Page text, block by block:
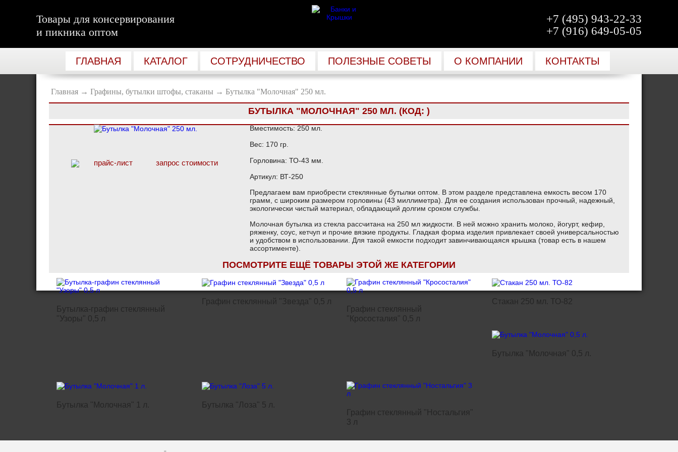
Товары для консервирования
и пикника оптом
+7 (495) 943-22-33
+7 (916) 649-05-05
ГЛАВНАЯ КАТАЛОГ СОТРУДНИЧЕСТВО ПОЛЕЗНЫЕ СОВЕТЫ О КОМПАНИИ КОНТАКТЫ
Главная → Графины, бутылки штофы, стаканы → Бутылка "Молочная" 250 мл.
БУТЫЛКА "МОЛОЧНАЯ" 250 МЛ. (КОД: )
прайс-лист запрос стоимости
Вместимость: 250 мл.
Вес: 170 гр.
Горловина: ТО-43 мм.
Артикул: ВТ-250
Предлагаем вам приобрести стеклянные бутылки оптом. В этом разделе представлена емкость весом 170
грамм, с широким размером горловины (43 миллиметра). Для ее создания использован прочный, надежный,
экологически чистый материал, обладающий долгим сроком службы.
Молочная бутылка из стекла рассчитана на 250 мл жидкости. В ней можно хранить молоко, йогурт, кефир,
ряженку, соус, кетчуп и прочие вязкие продукты. Гладкая форма изделия привлекает своей универсальностью
и удобством в использовании. Для такой емкости подходит завинчивающаяся крышка (товар есть в нашем
ассортименте).
ПОСМОТРИТЕ ЕЩЁ ТОВАРЫ ЭТОЙ ЖЕ КАТЕГОРИИ
Бутылка-графин стеклянный
"Узоры" 0,5 л
Графин стеклянный "Звезда" 0,5 л
Графин стеклянный
"Крососталия" 0,5 л
Стакан 250 мл. ТО-82
Бутылка "Молочная" 0,5 л.
Бутылка "Молочная" 1 л.
Бутылка "Лоза" 5 л.
Графин стеклянный "Ностальгия"
3 л